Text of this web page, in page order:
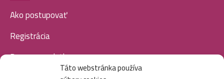
Táto webstránka používa
Ako postupovať
Registrácia
Doprava a platba